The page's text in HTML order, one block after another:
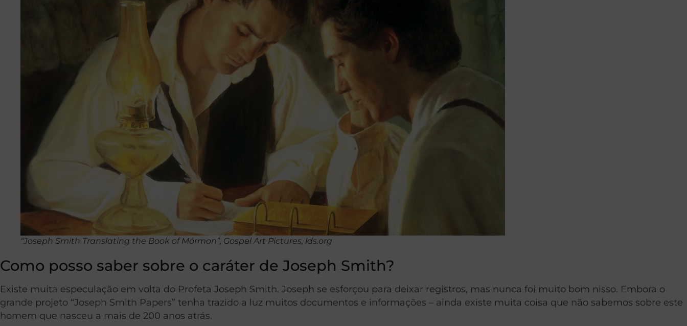
“Joseph Smith Translating the Book of Mórmon”, Gospel Art Pictures, lds.org
Como posso saber sobre o caráter de Joseph Smith?
Existe muita especulação em volta do Profeta Joseph Smith. Joseph se esforçou para deixar registros, mas nunca foi muito bom nisso. Embora o
grande projeto “Joseph Smith Papers” tenha trazido a luz muitos documentos e informações – ainda existe muita coisa que não sabemos sobre este
homem que nasceu a mais de 200 anos atrás.